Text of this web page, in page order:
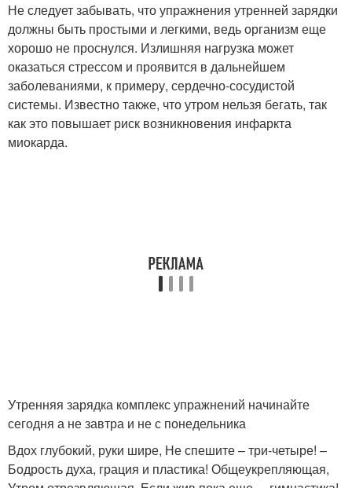
Не следует забывать, что упражнения утренней зарядки
должны быть простыми и легкими, ведь организм еще
хорошо не проснулся. Излишняя нагрузка может
оказаться стрессом и проявится в дальнейшем
заболеваниями, к примеру, сердечно-сосудистой
системы. Известно также, что утром нельзя бегать, так
как это повышает риск возникновения инфаркта
миокарда.
Утренняя зарядка комплекс упражнений начинайте
сегодня а не завтра и не с понедельника
Вдох глубокий, руки шире, Не спешите – три-четыре! –
Бодрость духа, грация и пластика! Общеукрепляющая,